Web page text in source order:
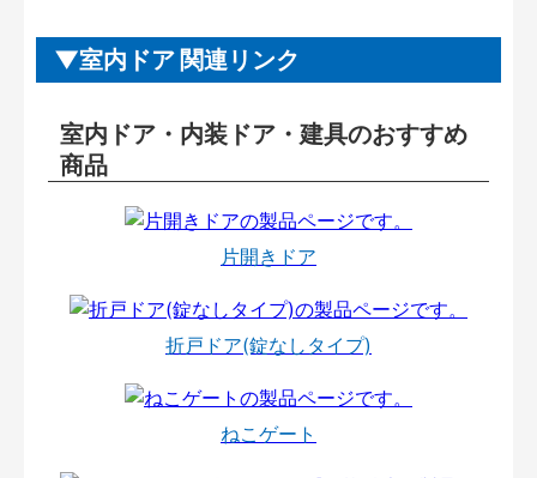
室内ドア 関連リンク
室内ドア・内装ドア・建具のおすすめ
商品
片開きドア
折戸ドア(錠なしタイプ)
ねこゲート